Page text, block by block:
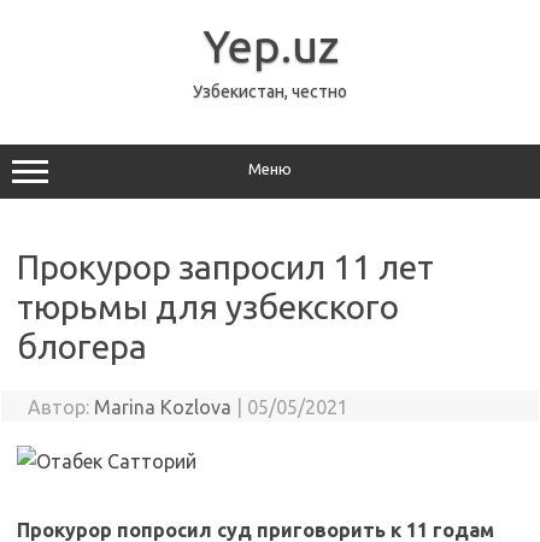
Yep.uz
Узбекистан, честно
Меню
Прокурор запросил 11 лет
тюрьмы для узбекского
блогера
Автор: Marina Kozlova 05/05/2021
Прокурор попросил суд приговорить к 11 годам